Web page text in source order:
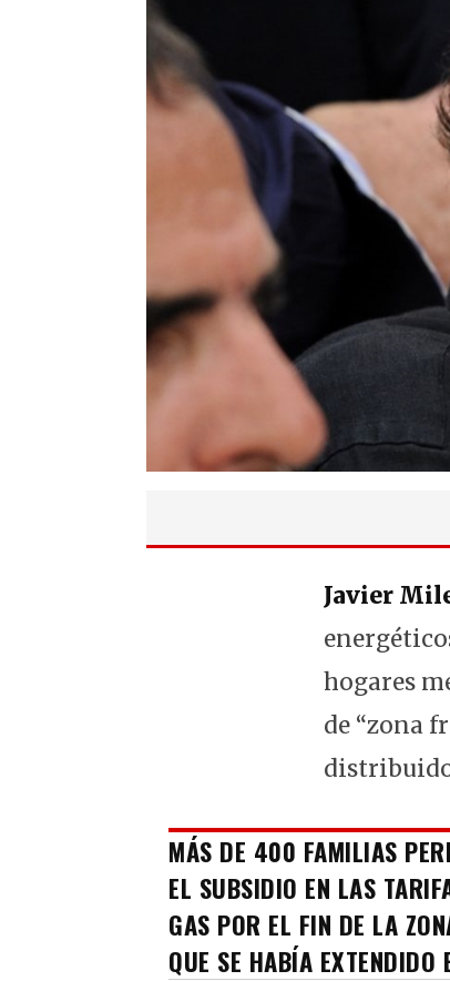
Javier
hogares
de “zona
MÁS DE 400 FAMILIAS
EL SUBSIDIO EN LAS
GAS POR EL FIN DE LA
QUE SE HABÍA EXTENDIDO